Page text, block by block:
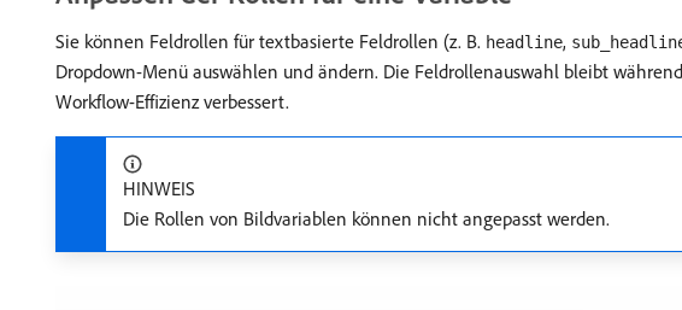
Sie können Feldrollen für textbasierte Feldrollen (z. B. headline,
Dropdown-Menü auswählen und ändern. Die Feldrollenauswahl bleibt
Workflow-Effizienz verbessert.
HINWEIS
Die Rollen von Bildvariablen können nicht angepasst werden.